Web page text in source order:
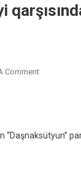
CommentOn
Qarşısında
“Daşnaksütyun”